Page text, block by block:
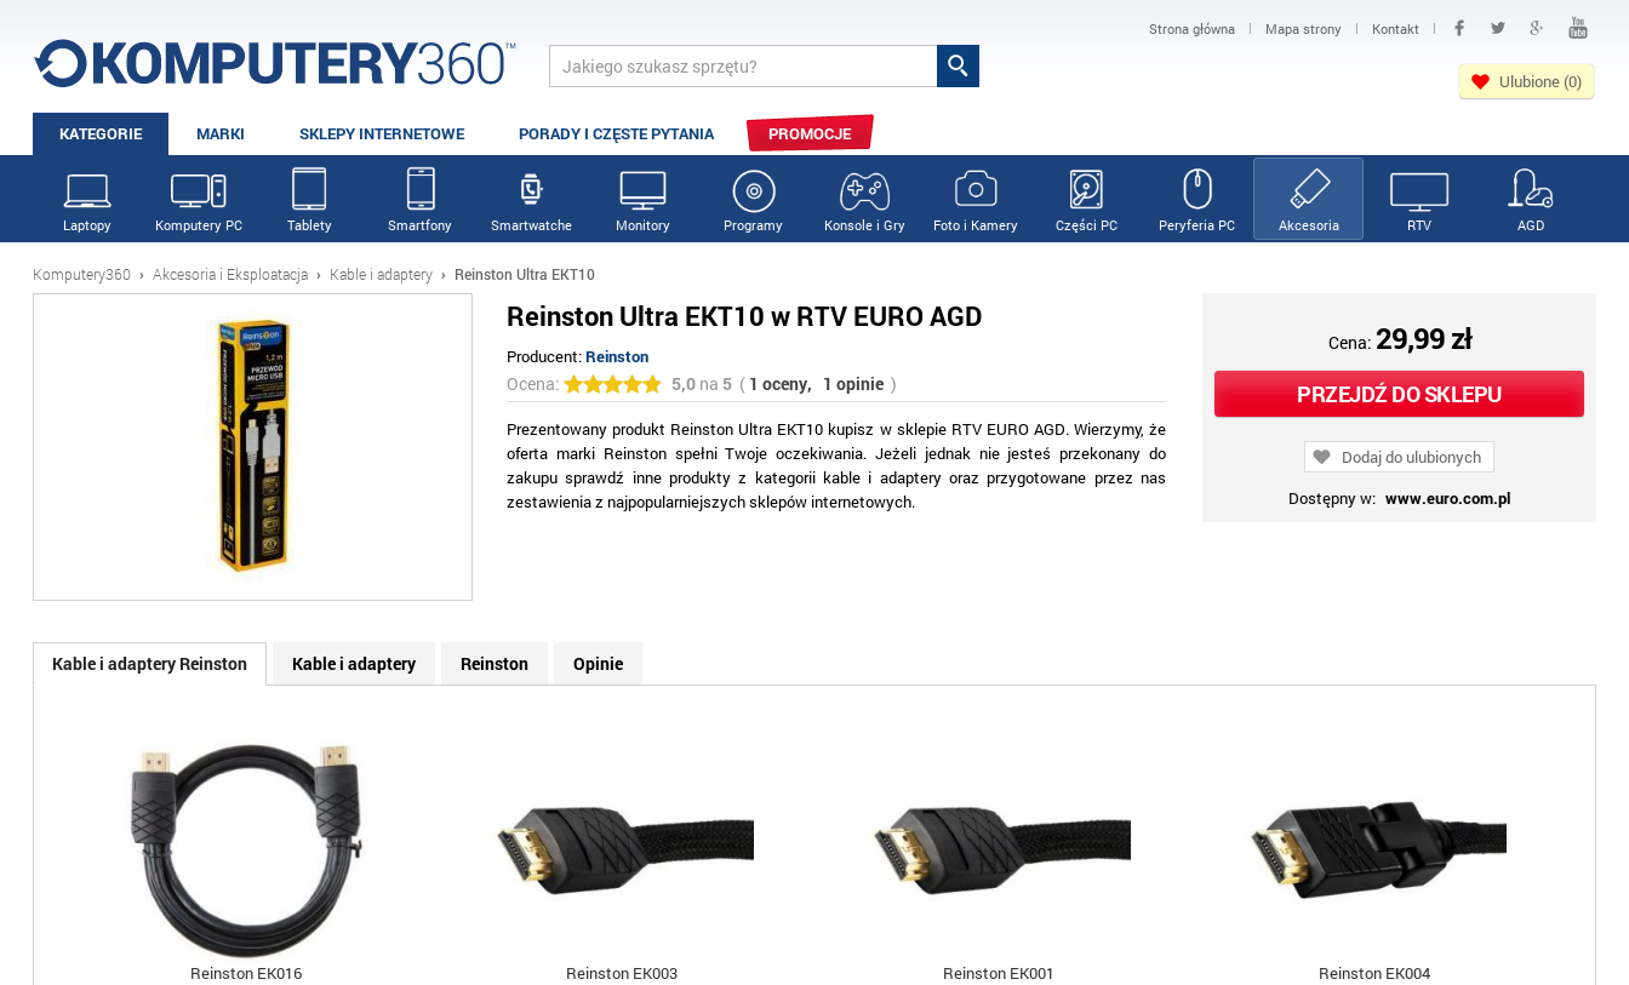
Strona główna | Mapa strony | Kontakt |
Ulubione (0)
KATEGORIE MARKI SKLEPY INTERNETOWE PORADY I CZĘSTE PYTANIA PROMOCJE
Laptopy Komputery PC Tablety Smartfony Smartwatche Monitory Programy Konsole i Gry Foto i Kamery Części PC Peryferia PC Akcesoria RTV AGD
Komputery360 › Akcesoria i Eksploatacja › Kable i adaptery › Reinston Ultra EKT10
Reinston Ultra EKT10 w RTV EURO AGD
Producent:Reinston
Ocena: 5,0 na 5 ( 1 oceny, 1 opinie )
Prezentowany produkt Reinston Ultra EKT10 kupisz w sklepie RTV EURO AGD. Wierzymy, że
oferta marki Reinston spełni Twoje oczekiwania. Jeżeli jednak nie jesteś przekonany do
zakupu sprawdź inne produkty z kategorii kable i adaptery oraz przygotowane przez nas
zestawienia z najpopularniejszych sklepów internetowych.
Cena: 29,99 zł
PRZEJDŹ DO SKLEPU
Dodaj do ulubionych
Dostępny w: www.euro.com.pl
Kable i adaptery Reinston Kable i adaptery Reinston Opinie
Reinston EK016 Reinston EK003 Reinston EK001 Reinston EK004